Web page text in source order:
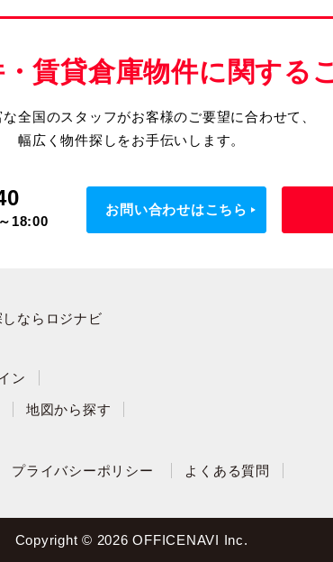
賃貸倉庫物件に関する
全国のスタッフがお客様のご要望に合わせて、
幅広く物件探しをお手伝いします。
18:00
お問い合わせはこちら
ならロジナビ
ン
地図から探す
プライバシーポリシー よくある質問
Copyright © 2026 OFFICENAVI Inc.